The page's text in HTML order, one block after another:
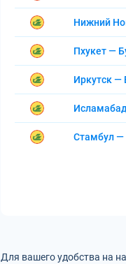
Нижний
Пхукет —
Иркутск —
Стамбул —
Для вашего удобства на